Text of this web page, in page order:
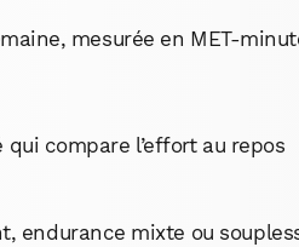
mesurée en MET-
qui compare l’effort au repos
endurance mixte ou